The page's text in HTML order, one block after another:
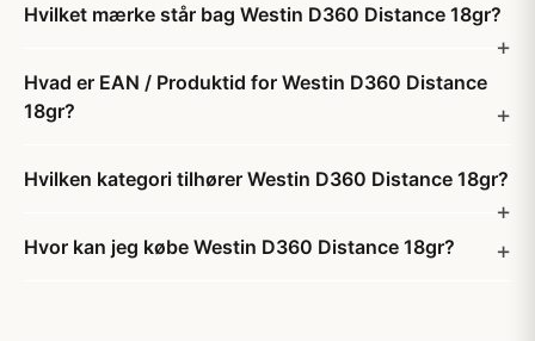
Hvilket mærke står bag Westin D360 Distance 18gr?
Hvad er EAN / Produktid for Westin D360 Distance
18gr?
Hvilken kategori tilhører Westin D360 Distance 18gr?
Hvor kan jeg købe Westin D360 Distance 18gr?